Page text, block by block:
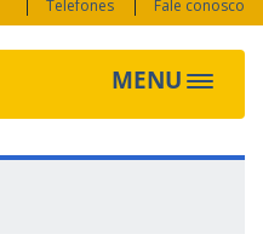
Telefones
Fale conosco
MENU Toggle